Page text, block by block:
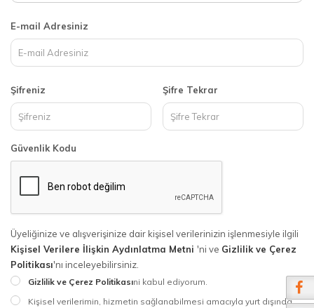
E-mail Adresiniz
Şifreniz Şifre Tekrar
Güvenlik Kodu
Üyeliğinize ve alışverişinize dair kişisel verilerinizin işlenmesiyle ilgili
Kişisel Verilere İlişkin Aydınlatma Metni 'ni ve Gizlilik ve Çerez
Politikası'nı inceleyebilirsiniz.
Gizlilik ve Çerez Politikasıni kabul ediyorum.
Kişisel verilerimin, hizmetin sağlanabilmesi amacıyla yurt dışında